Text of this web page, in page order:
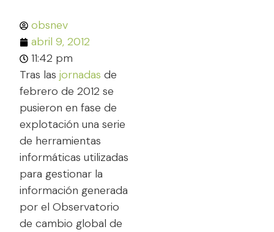
obsnev
abril 9, 2012
11:42 pm
Tras lasjornadasde
febrero de 2012 se
pusieron en fase de
explotación una serie
de herramientas
informáticas utilizadas
para gestionar la
información generada
por el Observatorio
de cambio global de